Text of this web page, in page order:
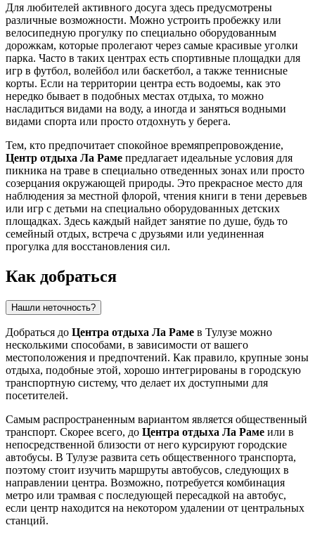
Для любителей активного досуга здесь предусмотрены
различные возможности. Можно устроить пробежку или
велосипедную прогулку по специально оборудованным
дорожкам, которые пролегают через самые красивые уголки
парка. Часто в таких центрах есть спортивные площадки для
игр в футбол, волейбол или баскетбол, а также теннисные
корты. Если на территории центра есть водоемы, как это
нередко бывает в подобных местах отдыха, то можно
насладиться видами на воду, а иногда и заняться водными
видами спорта или просто отдохнуть у берега.
Тем, кто предпочитает спокойное времяпрепровождение,
Центр отдыха Ла Раме предлагает идеальные условия для
пикника на траве в специально отведенных зонах или просто
созерцания окружающей природы. Это прекрасное место для
наблюдения за местной флорой, чтения книги в тени деревьев
или игр с детьми на специально оборудованных детских
площадках. Здесь каждый найдет занятие по душе, будь то
семейный отдых, встреча с друзьями или уединенная
прогулка для восстановления сил.
Как добраться
Нашли неточность?
Добраться до Центра отдыха Ла Раме в Тулузе можно
несколькими способами, в зависимости от вашего
местоположения и предпочтений. Как правило, крупные зоны
отдыха, подобные этой, хорошо интегрированы в городскую
транспортную систему, что делает их доступными для
посетителей.
Самым распространенным вариантом является общественный
транспорт. Скорее всего, до Центра отдыха Ла Раме или в
непосредственной близости от него курсируют городские
автобусы. В Тулузе развита сеть общественного транспорта,
поэтому стоит изучить маршруты автобусов, следующих в
направлении центра. Возможно, потребуется комбинация
метро или трамвая с последующей пересадкой на автобус,
если центр находится на некотором удалении от центральных
станций.